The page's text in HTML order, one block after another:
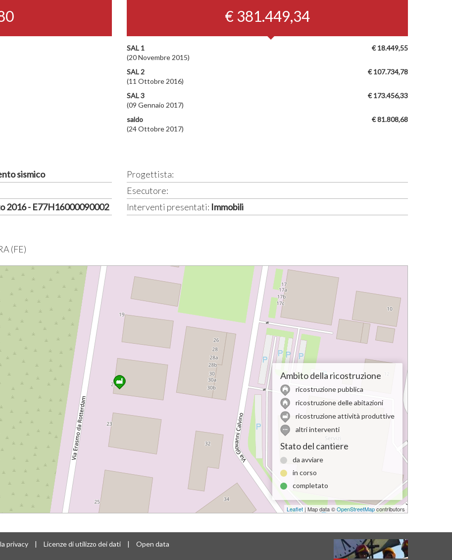
€ 381.449,34
€ 18.449,55
SAL 1
(20 Novembre 2015)
€ 107.734,78
SAL 2
(11 Ottobre 2016)
€ 173.456,33
SAL 3
(09 Gennaio 2017)
€ 81.808,68
saldo
(24 Ottobre 2017)
sismico
2016 - E77H16000090002
Progettista:
Esecutore:
Interventi presentati: Immobili
(FE)
Ambito della ricostruzione
ricostruzione pubblica
ricostruzione delle abitazioni
ricostruzione attività produttive
altri interventi
Stato del cantiere
da avviare
in corso
completato
Leaflet | Map data ©OpenStreetMapcontributors
privacy | Licenze di utilizzo dei dati | Open data